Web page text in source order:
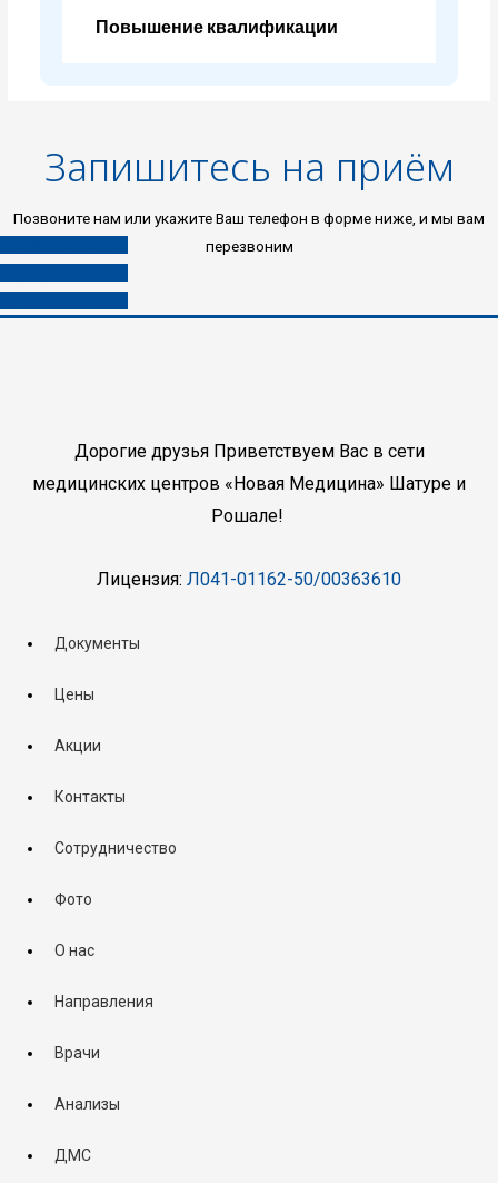
Повышение квалификации
Запишитесь на приём
Позвоните нам или укажите Ваш телефон в форме ниже, и мы вам
перезвоним
Дорогие друзья Приветствуем Вас в сети
медицинских центров «Новая Медицина» Шатуре и
Рошале!
Лицензия: Л041-01162-50/00363610
Документы
Цены
Акции
Контакты
Сотрудничество
Фото
О нас
Направления
Врачи
Анализы
ДМС